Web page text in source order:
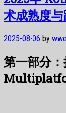
术成熟度
2025-08-06 by
第一部分